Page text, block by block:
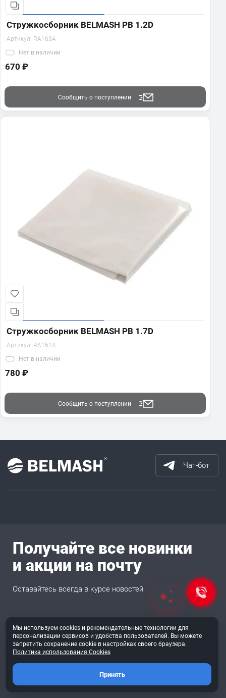
Стружкосборник BELMASH PB 1.2D
Артикул: RA163A
Нет в наличии
670 ₽
Сообщить о поступлении
Стружкосборник BELMASH PB 1.7D
Артикул: RA162A
Нет в наличии
780 ₽
Сообщить о поступлении
Чат-бот
Получайте все новинки
и акции на почту
Оставайтесь всегда в курсе новостей
Подписаться
Согласен на обработкуперс. данных
Мы используем cookies и рекомендательные технологии для
персонализации сервисов и удобства пользователей. Вы можете
запретить сохранение cookie в настройках своего браузера.
Политика использования Cookies
Принять